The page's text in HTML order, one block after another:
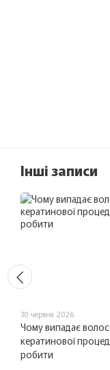
Інші записи
30 червня 2026
Чому випадає
кератинової
робити